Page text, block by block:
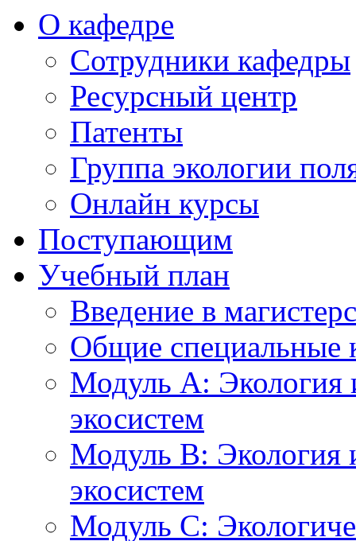
О кафедре
Сотрудники кафедры
Ресурсный центр
Патенты
Группа экологии
Онлайн курсы
Поступающим
Учебный план
Введение в
Общие специальные
Модуль А: Экология
экосистем
Модуль B: Экология
экосистем
Модуль C: